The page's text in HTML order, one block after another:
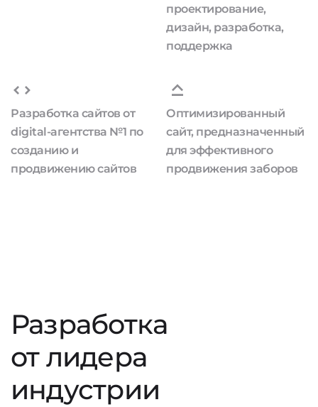
проектирование,
дизайн, разработка,
поддержка
Разработка сайтов от
digital-агентства №1 по
созданию и
продвижению сайтов
Оптимизированный
сайт, предназначенный
для эффективного
продвижения заборов
Разработка
от лидера
индустрии